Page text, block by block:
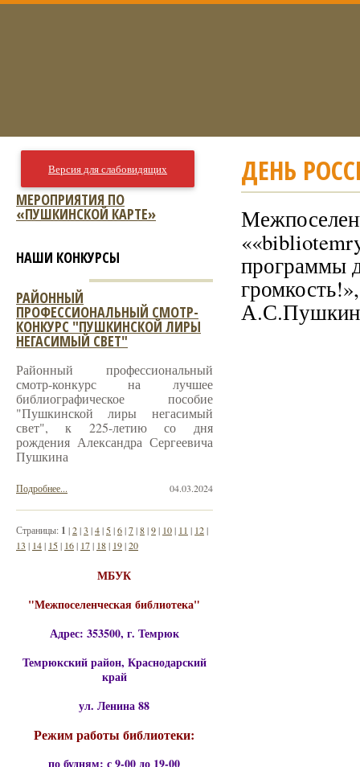
ДЕНЬ
программы
Версия для слабовидящих
МЕРОПРИЯТИЯ ПО
«ПУШКИНСКОЙ КАРТЕ»
НАШИ КОНКУРСЫ
РАЙОННЫЙ
ПРОФЕССИОНАЛЬНЫЙ СМОТР-
КОНКУРС "ПУШКИНСКОЙ ЛИРЫ
НЕГАСИМЫЙ СВЕТ"
Районный профессиональный
смотр-конкурс на лучшее
библиографическое пособие
"Пушкинской лиры негасимый
свет", к 225-летию со дня
рождения Александра Сергеевича
Пушкина
04.03.2024
Подробнее...
Страницы: 1 |2|3 |4| 5|6|7|8|9| 10| 11 | 12|
13 | 14| 15| 16| 17| 18| 19|20
МБУК
"Межпоселенческая библиотека"
Адрес: 353500, г. Темрюк
Темрюкский район, Краснодарский
край
ул. Ленина 88
Режим работы библиотеки:
по будням: с 9-00 до 19-00